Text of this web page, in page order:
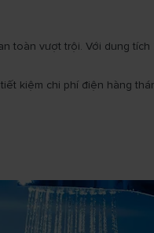
toàn vượt trội. Với dung
kiệm chi phí điện hàng